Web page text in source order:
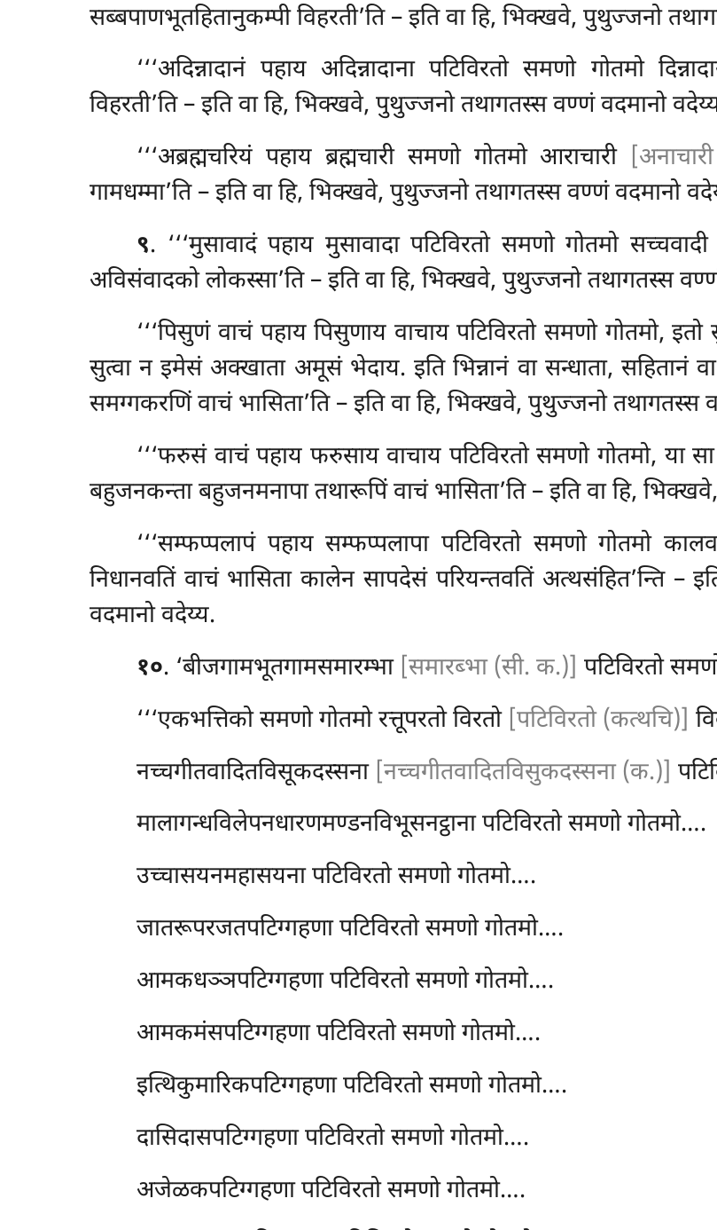
सब्बपाणभूतहितानुकम्पी विहरती’ति – इति वा हि, भिक्खवे, पुथुज्जनो
‘‘‘अदिन्नादानं पहाय अदिन्नादाना पटिविरतो समणो गोतमो
विहरती’ति – इति वा हि, भिक्खवे, पुथुज्जनो तथागतस्स वण्णं वदमानो
‘‘‘अब्रह्मचरियं पहाय ब्रह्मचारी समणो गोतमो आराचारी
गामधम्मा’ति – इति वा हि, भिक्खवे, पुथुज्जनो तथागतस्स वण्णं वदमानो
९. ‘‘‘मुसावादं पहाय मुसावादा पटिविरतो समणो गोतमो
अविसंवादको लोकस्सा’ति – इति वा हि, भिक्खवे, पुथुज्जनो तथागतस्स
‘‘‘पिसुणं वाचं पहाय पिसुणाय वाचाय पटिविरतो समणो गोतमो,
सुत्वा न इमेसं अक्खाता अमूसं भेदाय. इति भिन्नानं वा सन्धाता, सहितानं
समग्गकरणिं वाचं भासिता’ति – इति वा हि, भिक्खवे, पुथुज्जनो तथागतस्स
‘‘‘फरुसं वाचं पहाय फरुसाय वाचाय पटिविरतो समणो गोतमो, या
बहुजनकन्ता बहुजनमनापा तथारूपिं वाचं भासिता’ति – इति वा हि,
‘‘‘सम्फप्पलापं पहाय सम्फप्पलापा पटिविरतो समणो गोतमो
निधानवतिं वाचं भासिता कालेन सापदेसं परियन्तवतिं अत्थसंहित’न्ति –
वदमानो वदेय्य.
१०. ‘बीजगामभूतगामसमारम्भा [समारब्भा (सी. क.)] पटिविरतो
‘‘‘एकभत्तिको समणो गोतमो रत्तूपरतो विरतो [पटिविरतो (कत्थचि)]
नच्चगीतवादितविसूकदस्सना [नच्चगीतवादितविसुकदस्सना (क.)]
मालागन्धविलेपनधारणमण्डनविभूसनट्ठाना पटिविरतो समणो गोतमो….
उच्चासयनमहासयना पटिविरतो समणो गोतमो….
जातरूपरजतपटिग्गहणा पटिविरतो समणो गोतमो….
आमकधञ्ञपटिग्गहणा पटिविरतो समणो गोतमो….
आमकमंसपटिग्गहणा पटिविरतो समणो गोतमो….
इत्थिकुमारिकपटिग्गहणा पटिविरतो समणो गोतमो….
दासिदासपटिग्गहणापटिविरतो समणो गोतमो….
अजेळकपटिग्गहणा पटिविरतो समणो गोतमो….